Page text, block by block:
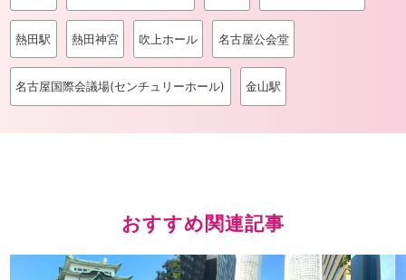
熱田駅 熱田神宮 吹上ホール 名古屋公会堂
名古屋国際会議場(センチュリーホール) 金山駅
おすすめ関連記事